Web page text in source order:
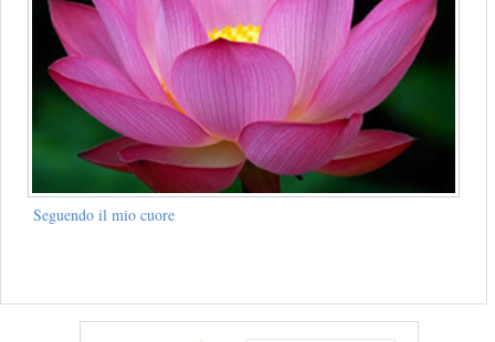
Seguendo il mio cuore